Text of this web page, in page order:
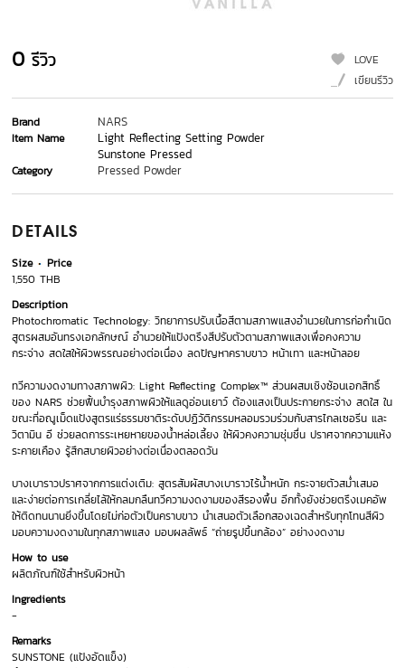
0 รีวิว
LOVE
เขียนรีวิว
Brand NARS
Item Name
Light Reflecting Setting Powder
Sunstone Pressed
Category Pressed Powder
DETAILS
Size
Price
1,550 THB
Description
Photochromatic Technology: วิทยาการปรับเนื้อสีตามสภาพแสงอำนวยในการก่อกำเนิด
สูตรผสมอันทรงเอกลักษณ์ อำนวยให้แป้งตรึงสีปรับตัวตามสภาพแสงเพื่อคงความ
กระจ่าง สดใสให้ผิวพรรณอย่างต่อเนื่อง ลดปัญหาคราบขาว หน้าเทา และหน้าลอย
ทวีความงดงามทางสภาพผิว: Light Reflecting Complex™ ส่วนผสมเชิงซ้อนเอกสิทธิ์
ของ NARS ช่วยฟื้นบำรุงสภาพผิวให้แลดูอ่อนเยาว์ ต้องแสงเป็นประกายกระจ่าง สดใส ใน
ขณะที่อณูเม็ดแป้งสูตรแร่ธรรมชาติระดับปฏิวัติกรรมหลอมรวมร่วมกับสารไกลเซอรีน และ
วิตามิน อี ช่วยลดการระเหยหายของน้ำหล่อเลี้ยง ให้ผิวคงความชุ่มชื่น ปราศจากความแห้ง
ระคายเคือง รู้สึกสบายผิวอย่างต่อเนื่องตลอดวัน
บางเบาราวปราศจากการแต่งเติม: สูตรสัมผัสบางเบาราวไร้น้ำหนัก กระจายตัวสม่ำเสมอ
และง่ายต่อการเกลี่ยไล้ให้กลมกลืนทวีความงดงามของสีรองพื้น อีกทั้งยังช่วยตรึงเมคอัพ
ให้ติดทนนานยิ่งขึ้นโดยไม่ก่อตัวเป็นคราบขาว นำเสนอตัวเลือกสองเฉดสำหรับทุกโทนสีผิว
มอบความงดงามในทุกสภาพแสง มอบผลลัพธ์ “ถ่ายรูปขึ้นกล้อง” อย่างงดงาม
How to use
ผลิตภัณฑ์ใช้สำหรับผิวหน้า
Ingredients
-
Remarks
SUNSTONE (แป้งอัดแข็ง)